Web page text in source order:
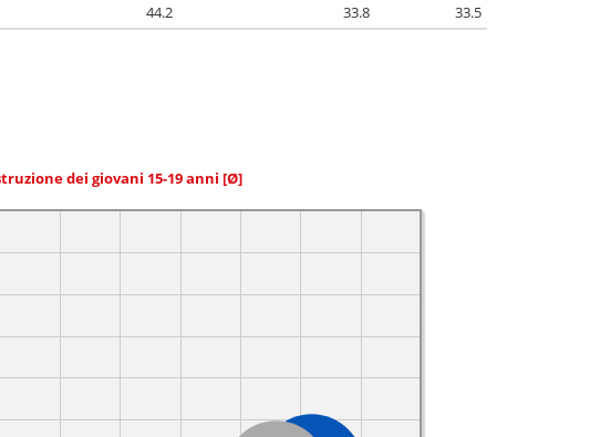
44.2 33.8 33.5
dei giovani 15-19 anni [Ø]